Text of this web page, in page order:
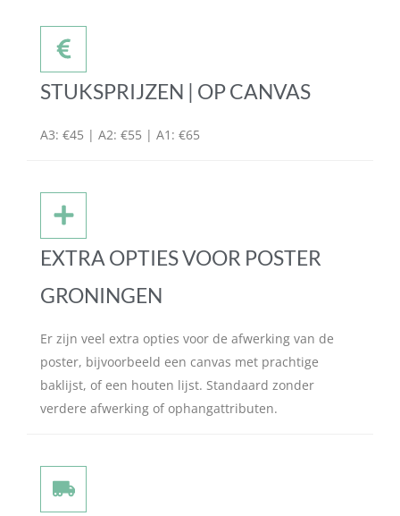
STUKSPRIJZEN | OP CANVAS
A3: €45 | A2: €55 | A1: €65
EXTRA OPTIES VOOR POSTER
GRONINGEN
Er zijn veel extra opties voor de afwerking van de
poster, bijvoorbeeld een canvas met prachtige
baklijst, of een houten lijst. Standaard zonder
verdere afwerking of ophangattributen.​